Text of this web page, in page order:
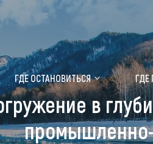
маральника
побывать
ГДЕ ОСТАНОВИТЬСЯ ГДЕ
в